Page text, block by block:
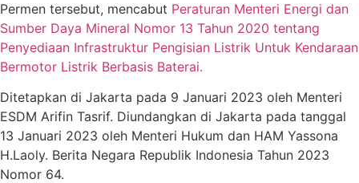
Permen tersebut, mencabut Peraturan Menteri Energi dan
Sumber Daya Mineral Nomor 13 Tahun 2020 tentang
Penyediaan Infrastruktur Pengisian Listrik Untuk Kendaraan
Bermotor Listrik Berbasis Baterai.
Ditetapkan di Jakarta pada 9 Januari 2023 oleh Menteri
ESDM Arifin Tasrif. Diundangkan di Jakarta pada tanggal
13 Januari 2023 oleh Menteri Hukum dan HAM Yassona
H.Laoly. Berita Negara Republik Indonesia Tahun 2023
Nomor 64.